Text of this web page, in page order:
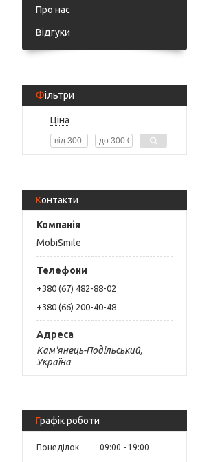
Про нас
Відгуки
Фільтри
Ціна
Контакти
MobiSmile
+380 (67) 482-88-02
+380 (66) 200-40-48
Кам'янець-Подільський,
Україна
Графік роботи
Понеділок 09:00
19:00